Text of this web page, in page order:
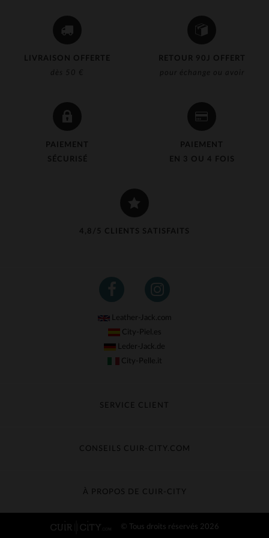
LIVRAISON OFFERTE
dès 50 €
RETOUR 90J OFFERT
pour échange ou avoir
PAIEMENT
SÉCURISÉ
PAIEMENT
EN 3 OU 4 FOIS
4,8/5 CLIENTS SATISFAITS
Leather-Jack.com
City-Piel.es
Leder-Jack.de
City-Pelle.it
SERVICE CLIENT
Échange & Remboursement
Contacter le service client
CONSEILS CUIR-CITY.COM
Guide des matières
À PROPOS DE CUIR-CITY
© Tous droits réservés 2026